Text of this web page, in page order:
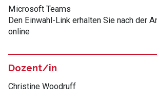
Microsoft Teams
Den Einwahl-Link erhalten Sie nach der
online
Dozent/in
Christine Woodruff